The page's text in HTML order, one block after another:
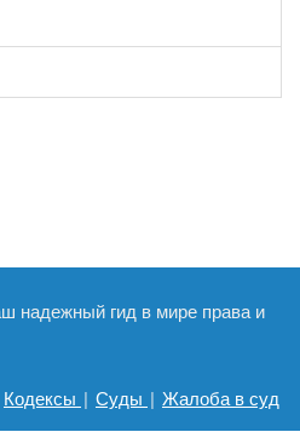
надежный гид в мире права и
Кодексы | Суды | Жалоба в суд